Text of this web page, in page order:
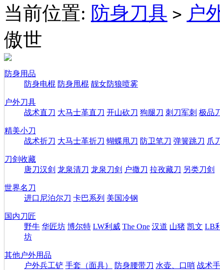
当前位置: 防身刀具 > 户
傲世
防身用品
防身电棍 防身甩棍 靓女防狼喷雾
户外刀具
战术直刀 大马士革直刀 开山砍刀 狗腿刀 刺刀军刺 极品
精美小刀
战术折刀 大马士革折刀 蝴蝶甩刀 防卫笔刀 弹簧跳刀 爪
刀剑收藏
唐刀汉剑 龙泉清刀 龙泉刀剑 户撒刀 拉孜藏刀 另类刀剑
世界名刀
进口尼泊尔刀 卡巴系列 美国冷钢
国内刀匠
野牛 华匠坊 博尔特 LW利威 The One 汉道 山猪 凯文 LB
坊
其他户外用品
户外兵工铲 手套（面具） 防身腰带刀 水壶、口哨 战术